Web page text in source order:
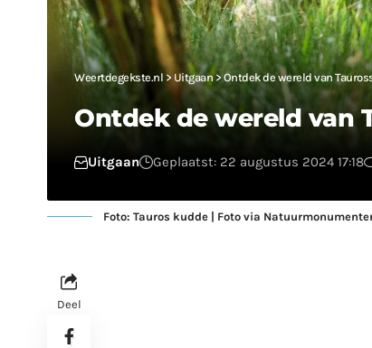
Weertdegekste.nl > Uitgaan> Ontdek de wereld van
Ontdek de wereld van
Uitgaan Geplaatst: 22 augustus 2024 17:18
Foto: Tauros kudde | Foto via
Deel